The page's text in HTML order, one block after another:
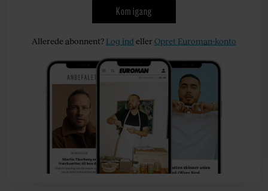
Kom igang
Allerede abonnent? Log ind ellerOpret Euroman-konto